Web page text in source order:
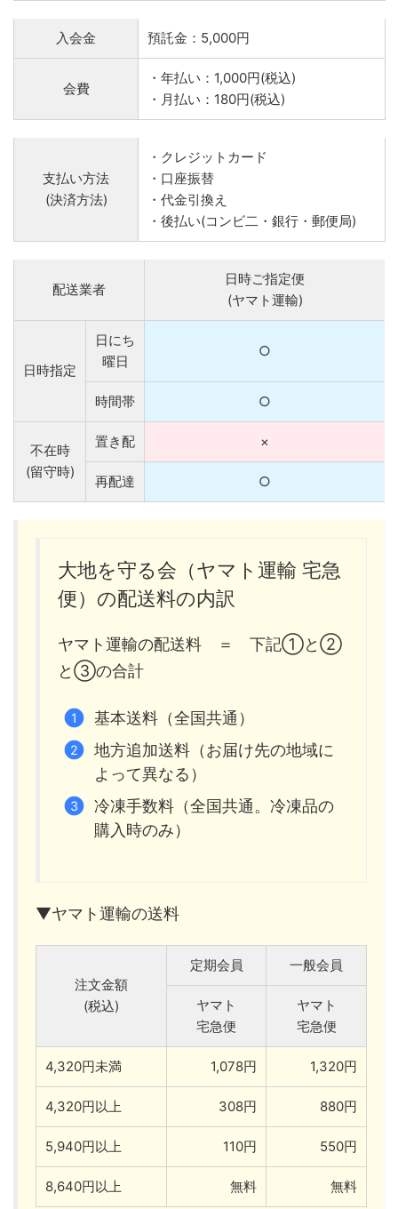
入会金 預託金：5,000円
会費
・年払い：1,000円(税込)
・月払い：180円(税込)
支払い方法
(決済方法)
・クレジットカード
・口座振替
・代金引換え
・後払い(コンビ二・銀行・郵便局)
配送業者
日時ご指定便
(ヤマト運輸)
日時指定
日にち
曜日
○
時間帯 ○
不在時
(留守時)
置き配 ×
再配達 ○
大地を守る会（ヤマト運輸 宅急
便）の配送料の内訳
ヤマト運輸の配送料 ＝ 下記①と②
と③の合計
基本送料（全国共通）
地方追加送料（お届け先の地域に
よって異なる）
冷凍手数料（全国共通。冷凍品の
購入時のみ）
▼ヤマト運輸の送料
注文金額
(税込)
定期会員 一般会員
ヤマト
宅急便
ヤマト
宅急便
4,320円未満 1,078円 1,320円
4,320円以上 308円 880円
5,940円以上 110円 550円
8,640円以上 無料 無料